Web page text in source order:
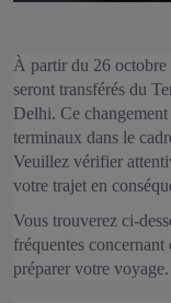
À partir du 26
seront transférés du
Delhi. Ce
terminaux dans le
Veuillez vérifier
votre trajet en
Vous trouverez
fréquentes
préparer votre voyage.